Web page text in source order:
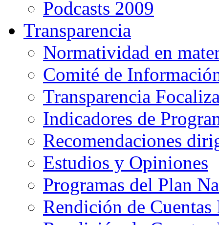
Podcasts 2009
Transparencia
Normatividad en
Comité de
Transparencia
Indicadores de
Recomendaciones
Estudios y Opiniones
Programas del Plan
Rendición de Cuentas